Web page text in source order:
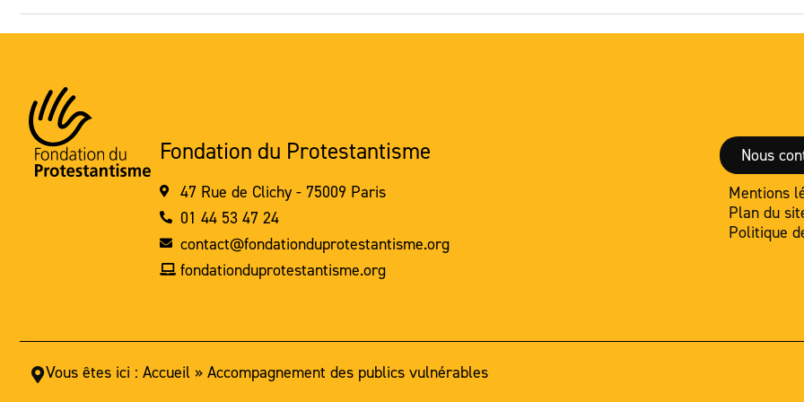
Fondation du Protestantisme
47 Rue de Clichy - 75009 Paris
01 44 53 47 24
contact@fondationduprotestantisme.org
fondationduprotestantisme.org
Nous
Mentions
Plan du
Politique
Vous êtes ici : Accueil » Accompagnement des publics vulnérables